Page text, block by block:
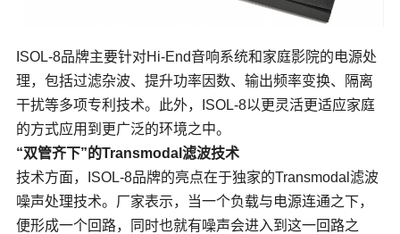
ISOL-8品牌主要针对Hi-End音响系统和家庭影院的电源处
理，包括过滤杂波、提升功率因数、输出频率变换、隔离
干扰等多项专利技术。此外，ISOL-8以更灵活更适应家庭
的方式应用到更广泛的环境之中。
“双管齐下”的Transmodal滤波技术
技术方面，ISOL-8品牌的亮点在于独家的Transmodal滤波
噪声处理技术。厂家表示，当一个负载与电源连通之下，
便形成一个回路，同时也就有噪声会进入到这一回路之